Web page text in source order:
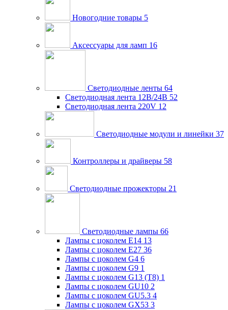
Новогодние товары 5
Аксессуары для ламп 16
Светодиодные ленты 64
Светодиодная лента 12В/24В 52
Светодиодная лента 220V 12
Светодиодные модули и линейки 37
Контроллеры и драйверы 58
Светодиодные прожекторы 21
Светодиодные лампы 66
Лампы с цоколем E14 13
Лампы с цоколем E27 36
Лампы с цоколем G4 6
Лампы с цоколем G9 1
Лампы с цоколем G13 (Т8) 1
Лампы с цоколем GU10 2
Лампы с цоколем GU5.3 4
Лампы с цоколем GX53 3